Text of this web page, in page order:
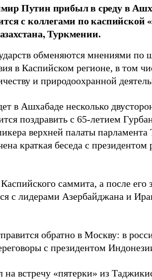
Путин прибыл в среду в
с коллегами по каспийской
Туркмении.
обменяются мнениями по
в Каспийском регионе, в том
и природоохранной
в Ашхабаде несколько
поздравить с 65-летием
верхней палаты
краткая беседа с
саммита, а после
с лидерами Азербайджана и
обратно в Москву: в
с президентом
встречу «пятерки» из